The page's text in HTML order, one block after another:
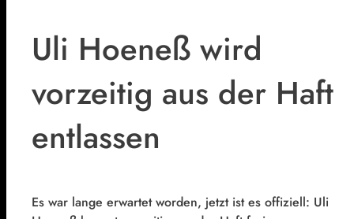
Uli Hoeneß wird
vorzeitig aus der Haft
entlassen
Es war lange erwartet worden, jetzt ist es offiziell: Uli